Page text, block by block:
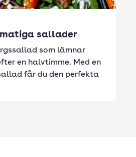
sallader
som lämnar
en halvtimme. Med en
får du den perfekta